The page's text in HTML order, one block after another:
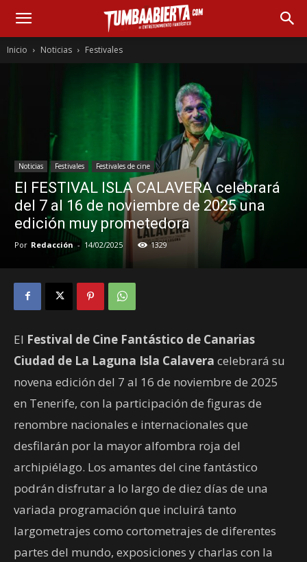
Inicio Noticias Festivales
Noticias Festivales Festivales de cine
El FESTIVAL ISLA CALAVERA celebrará
del 7 al 16 de noviembre de 2025 una
edición muy prometedora
Por Redacción - 14/02/2025 1329
El Festival de Cine Fantástico de Canarias
Ciudad de La Laguna Isla Calavera celebrará su
novena edición del 7 al 16 de noviembre de 2025
en Tenerife, con la participación de figuras de
renombre nacionales e internacionales que
desfilarán por la mayor alfombra roja del
archipiélago. Los amantes del cine fantástico
podrán disfrutar a lo largo de diez días de una
variada programación que incluirá tanto
largometrajes como cortometrajes de diferentes
partes del mundo, exposiciones y charlas con la